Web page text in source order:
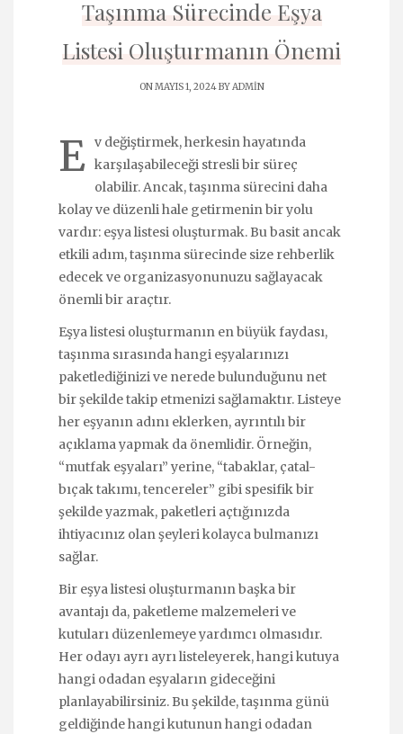
Taşınma Sürecinde Eşya
Listesi Oluşturmanın Önemi
ON MAYIS 1, 2024 BYADMIN
E v değiştirmek, herkesin hayatında
karşılaşabileceği stresli bir süreç
olabilir. Ancak, taşınma sürecini daha
kolay ve düzenli hale getirmenin bir yolu
vardır: eşya listesi oluşturmak. Bu basit ancak
etkili adım, taşınma sürecinde size rehberlik
edecek ve organizasyonunuzu sağlayacak
önemli bir araçtır.
Eşya listesi oluşturmanın en büyük faydası,
taşınma sırasında hangi eşyalarınızı
paketlediğinizi ve nerede bulunduğunu net
bir şekilde takip etmenizi sağlamaktır. Listeye
her eşyanın adını eklerken, ayrıntılı bir
açıklama yapmak da önemlidir. Örneğin,
“mutfak eşyaları” yerine, “tabaklar, çatal-
bıçak takımı, tencereler” gibi spesifik bir
şekilde yazmak, paketleri açtığınızda
ihtiyacınız olan şeyleri kolayca bulmanızı
sağlar.
Bir eşya listesi oluşturmanın başka bir
avantajı da, paketleme malzemeleri ve
kutuları düzenlemeye yardımcı olmasıdır.
Her odayı ayrı ayrı listeleyerek, hangi kutuya
hangi odadan eşyaların gideceğini
planlayabilirsiniz. Bu şekilde, taşınma günü
geldiğinde hangi kutunun hangi odadan